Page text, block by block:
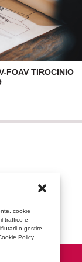
cookie
traffico e
o gestire
Policy.
FOAV TIROCINIO